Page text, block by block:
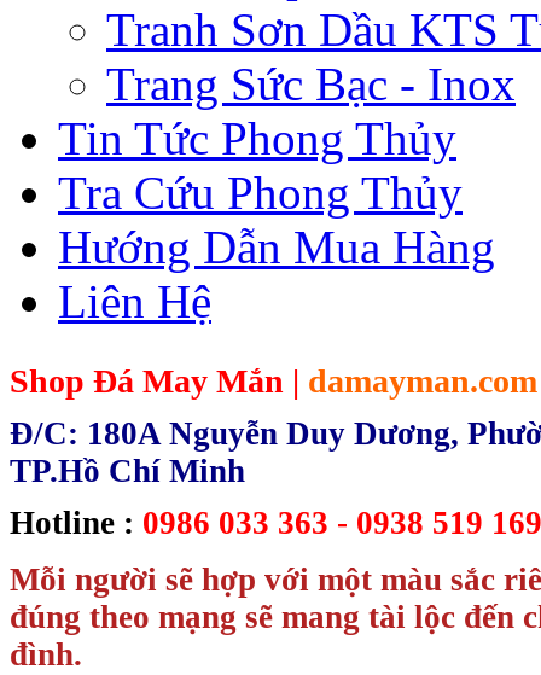
Tranh Sơn Dầu KTS
Trang Sức Bạc - Inox
Tin Tức Phong Thủy
Tra Cứu Phong Thủy
Hướng Dẫn Mua Hàng
Liên Hệ
Shop Đá May Mắn | damayman.com
Đ/C: 180A Nguyễn Duy Dương,
TP.Hồ Chí Minh
Hotline : 0986 033 363 - 0938 519
Mỗi người sẽ hợp với một màu sắc
đúng theo mạng sẽ mang tài lộc đến
đình.